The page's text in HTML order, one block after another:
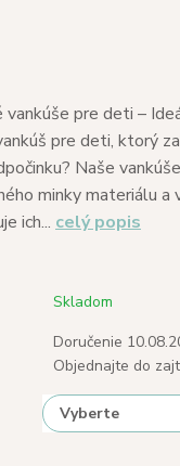
pre deti –
pre deti, ktorý
Naše
minky materiálu
ich... celý popis
Skladom
Doručenie
Objednajte do